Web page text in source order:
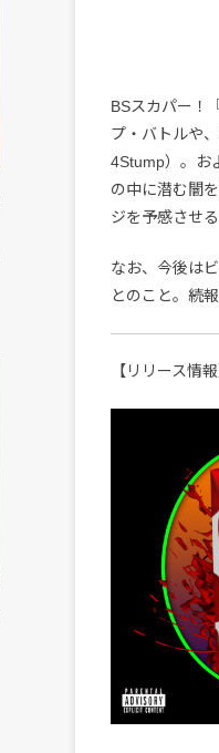
BSスカパー！
プ・バトルや
4Stump）。お
の中に潜む闇
ジを予感させる
なお、今後は
とのこと。続
【リリース情報